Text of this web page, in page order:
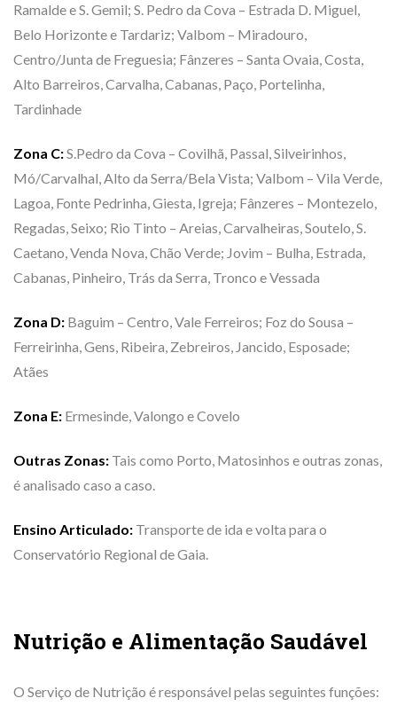
Ramalde e S. Gemil; S. Pedro da Cova – Estrada D. Miguel,
Belo Horizonte e Tardariz; Valbom – Miradouro,
Centro/Junta de Freguesia; Fânzeres – Santa Ovaia, Costa,
Alto Barreiros, Carvalha, Cabanas, Paço, Portelinha,
Tardinhade
Zona C:S.Pedro da Cova – Covilhã, Passal, Silveirinhos,
Mó/Carvalhal, Alto da Serra/Bela Vista; Valbom – Vila Verde,
Lagoa, Fonte Pedrinha, Giesta, Igreja; Fânzeres – Montezelo,
Regadas, Seixo; Rio Tinto – Areias, Carvalheiras, Soutelo, S.
Caetano, Venda Nova, Chão Verde; Jovim – Bulha, Estrada,
Cabanas, Pinheiro, Trás da Serra, Tronco e Vessada
Zona D: Baguim – Centro, Vale Ferreiros; Foz do Sousa –
Ferreirinha, Gens, Ribeira, Zebreiros, Jancido, Esposade;
Atães
Zona E: Ermesinde, Valongo e Covelo
Outras Zonas: Tais como Porto, Matosinhos e outras zonas,
é analisado caso a caso.
Ensino Articulado: Transporte de ida e volta para o
Conservatório Regional de Gaia.
Nutrição e Alimentação Saudável
O Serviço de Nutrição é responsável pelas seguintes funções: